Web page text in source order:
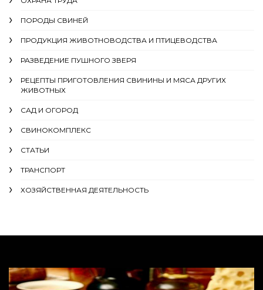
ПОРОДЫ СВИНЕЙ
ПРОДУКЦИЯ ЖИВОТНОВОДСТВА И ПТИЦЕВОДСТВА
РАЗВЕДЕНИЕ ПУШНОГО ЗВЕРЯ
РЕЦЕПТЫ ПРИГОТОВЛЕНИЯ СВИНИНЫ И МЯСА ДРУГИХ
ЖИВОТНЫХ
САД И ОГОРОД
СВИНОКОМПЛЕКС
СТАТЬИ
ТРАНСПОРТ
ХОЗЯЙСТВЕННАЯ ДЕЯТЕЛЬНОСТЬ